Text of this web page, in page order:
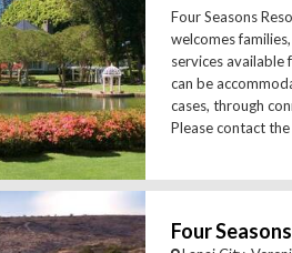
Four Seasons
welcomes
services available
can be
cases, through
Please contact